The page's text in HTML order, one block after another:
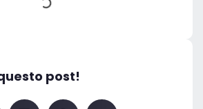
post!